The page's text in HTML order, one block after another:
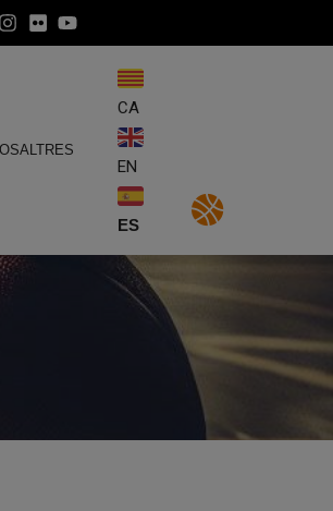
CA
EN
ES